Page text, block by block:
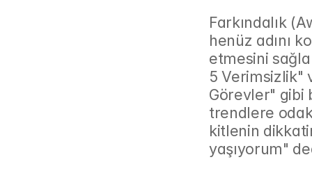
Farkındalık
henüz adını
etmesini
5 Verimsizlik"
Görevler" gibi
trendlere
kitlenin
yaşıyorum"